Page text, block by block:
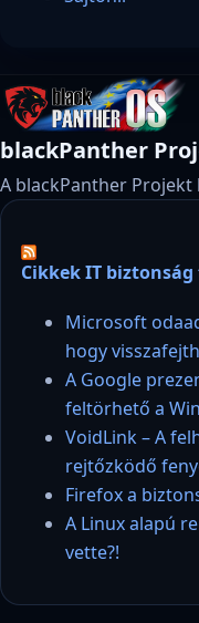
blackPanther
A blackPanther
Cikkek IT
Microsoft
hogy
A Google
feltörhető a
VoidLink – A
rejtőzködő
Firefox a
A Linux alapú
vette?!